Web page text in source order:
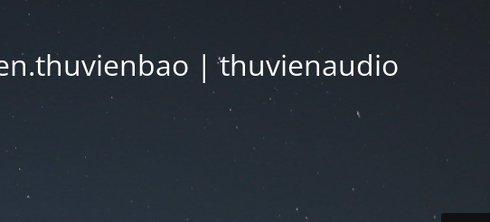
| thuvienaudio